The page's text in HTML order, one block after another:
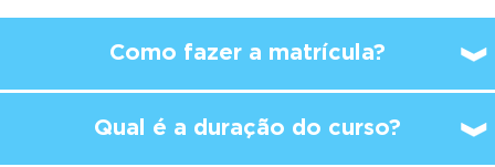
Como fazer a matrícula?
Qual é a duração do curso?